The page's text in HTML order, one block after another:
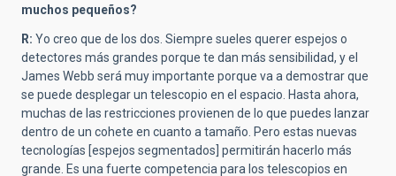
muchos pequeños?
R: Yo creo que de los dos. Siempre sueles querer espejos o
detectores más grandes porque te dan más sensibilidad, y el
James Webb será muy importante porque va a demostrar que
se puede desplegar un telescopio en el espacio. Hasta ahora,
muchas de las restricciones provienen de lo que puedes lanzar
dentro de un cohete en cuanto a tamaño. Pero estas nuevas
tecnologías [espejos segmentados] permitirán hacerlo más
grande. Es una fuerte competencia para los telescopios en